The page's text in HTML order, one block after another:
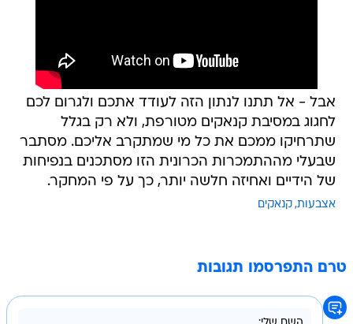
אבל - אל תתנו לנתון הזה לעודד אתכם ולגרום לכם
לחגוג במסיבת קנאקים מטורפת, ולא רק בגלל
שתרחיקו ממכם את כל מי שמתקרב אליכם. מסתבר
שבעלי מההתמכרות הכרונית הזו מסתכנים בנפיחות
של הידיים ואחיזה חלשה יותר, כך על פי המחקר.
אצבעות קנאקים
טרם התפרסמו תגובות